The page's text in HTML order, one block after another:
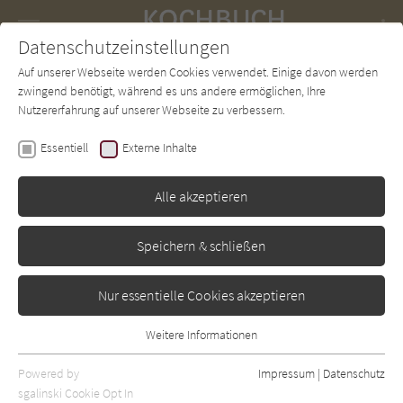
SUCHE Forum Charts Newsletter
Giorgio Locatelli
Made in Italy: Das
Kochbuch
Christian
Datenschutzeinstellungen
Auf unserer Webseite werden Cookies verwendet. Einige davon werden
zwingend benötigt, während es uns andere ermöglichen, Ihre
Nutzererfahrung auf unserer Webseite zu verbessern.
Essentiell Externe Inhalte
Alle akzeptieren
Speichern & schließen
Nur essentielle Cookies akzeptieren
Essentielle Cookies werden für grundlegende Funktionen der
Webseite benötigt. Dadurch ist gewährleistet, dass die Webseite
Weitere Informationen
Powered by
sgalinski Cookie Opt In
Impressum | Datenschutz